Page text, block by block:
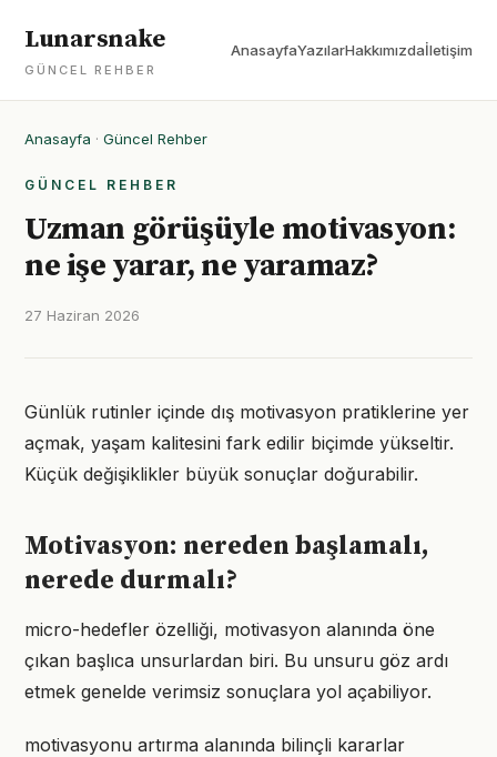
Lunarsnake
GÜNCEL REHBER
AnasayfaYazılarHakkımızdaİletişim
Anasayfa · Güncel Rehber
GÜNCEL REHBER
Uzman görüşüyle motivasyon:
ne işe yarar, ne yaramaz?
27 Haziran 2026
Günlük rutinler içinde dış motivasyon pratiklerine yer
açmak, yaşam kalitesini fark edilir biçimde yükseltir.
Küçük değişiklikler büyük sonuçlar doğurabilir.
Motivasyon: nereden başlamalı,
nerede durmalı?
micro-hedefler özelliği, motivasyon alanında öne
çıkan başlıca unsurlardan biri. Bu unsuru göz ardı
etmek genelde verimsiz sonuçlara yol açabiliyor.
motivasyonu artırma alanında bilinçli kararlar